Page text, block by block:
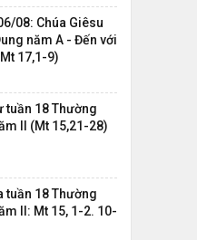
08: Chúa Giêsu
năm A - Đến với
17,1-9)
tuần 18 Thường
II (Mt 15,21-28)
tuần 18 Thường
II: Mt 15, 1-2. 10-